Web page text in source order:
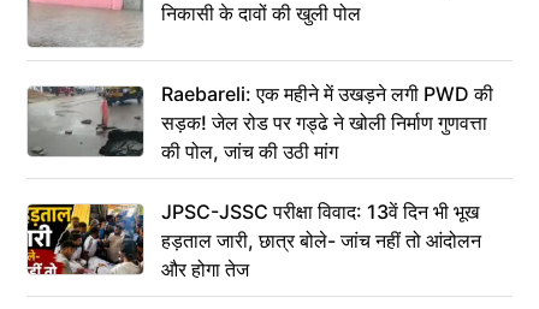
निकासी के दावों की खुली पोल
Raebareli: एक महीने में उखड़ने लगी PWD की
सड़क! जेल रोड पर गड्ढे ने खोली निर्माण गुणवत्ता
की पोल, जांच की उठी मांग
JPSC-JSSC परीक्षा विवाद: 13वें दिन भी भूख
हड़ताल जारी, छात्र बोले- जांच नहीं तो आंदोलन
और होगा तेज